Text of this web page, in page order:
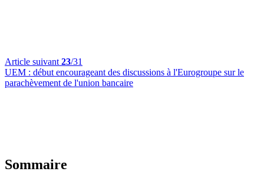
Article suivant 23/31
UEM : début encourageant des discussions à l'Eurogroupe sur le
parachèvement de l'union bancaire
Sommaire